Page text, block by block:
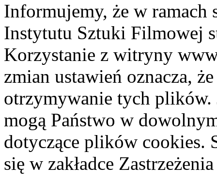
Informujemy, że w ramach
Instytutu Sztuki Filmowej
Korzystanie z witryny
zmian ustawień oznacza,
otrzymywanie tych plików.
mogą Państwo w
dotyczące plików cookies.
się w zakładce